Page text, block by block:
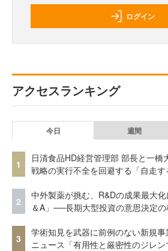
ログイン
アクセスランキング
今日 週間
1
日清食品HD経営管理部 部長と一橋
戦略の実行不全を回避する「自走
2
中外製薬が挑む、R&Dの成果最大
＆A」──長期大型投資の意思決定
3
学術知見を武器に前例のない新規
ニュース「有用性と厳密性のジレン